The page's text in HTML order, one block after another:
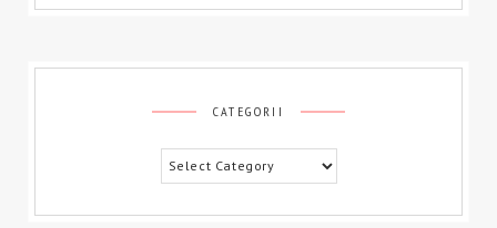
CATEGORII
Categorii